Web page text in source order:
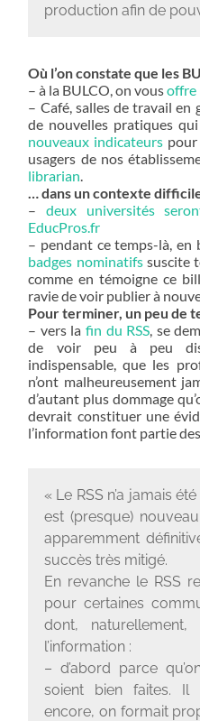
production afin de
Où l’on constate que les
– à la BULCO, on vousoffre
– Café, salles de travail
de nouvelles pratiques
nouveaux indicateurs
usagers de nos
librarian.
… dans un contexte
–deux universités
EducPros.fr
– pendant ce temps-là,
badges nominatifssuscite
comme en témoigne ce
ravie de voir publier à
Pour terminer, un peu de
– vers lafin du RSS, se
de voir peu à peu
indispensable, que les
n’ont malheureusement
d’autant plus dommage
devrait constituer une
l’information font partie
« Le RSS n’a jamais
est (presque)
apparemment
succès très mitigé.
En revanche le RSS
pour certaines
dont,
l’information :
– d’abord parce
soient bien faites. Il
encore, on formait